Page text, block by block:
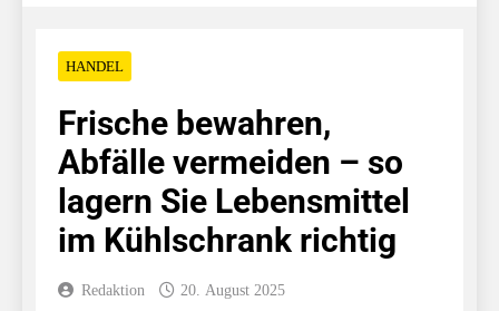
HANDEL
Frische bewahren,
Abfälle vermeiden – so
lagern Sie Lebensmittel
im Kühlschrank richtig
Redaktion 20. August 2025